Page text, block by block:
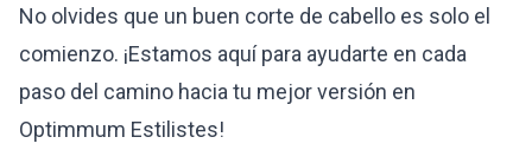
No olvides que un buen corte de cabello es solo el
comienzo. ¡Estamos aquí para ayudarte en cada
paso del camino hacia tu mejor versión en
Optimmum Estilistes!